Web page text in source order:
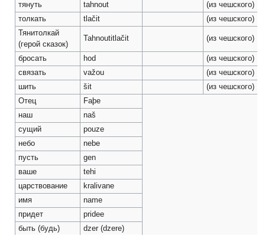
тянуть
tahnout
(из чешского)
толкать
tlačit
(из чешского)
Тянитолкай
(герой сказок)
Tahnoutitlačit (из чешского)
бросать hod
(из чешского)
связать
važou
(из чешского)
шить
šit
(из чешского)
Отец
Faþe
наш
naš
сущий
pouze
небо
nebe
пусть
gen
ваше
tehi
царствование
kralivane
имя
name
придет
pridee
быть (будь)
dzer (dzere)